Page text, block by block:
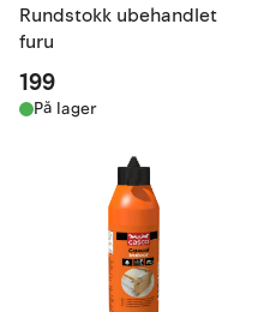
Rundstokk ubehandlet
furu
199
På lager